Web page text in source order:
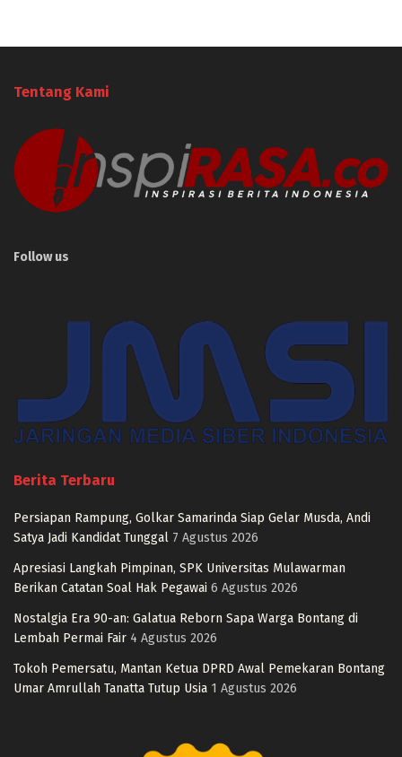
Tentang Kami
Follow us
Berita Terbaru
Persiapan Rampung, Golkar Samarinda Siap Gelar Musda, Andi
Satya Jadi Kandidat Tunggal 7 Agustus 2026
Apresiasi Langkah Pimpinan, SPK Universitas Mulawarman
Berikan Catatan Soal Hak Pegawai 6 Agustus 2026
Nostalgia Era 90-an: Galatua Reborn Sapa Warga Bontang di
Lembah Permai Fair 4 Agustus 2026
Tokoh Pemersatu, Mantan Ketua DPRD Awal Pemekaran Bontang
Umar Amrullah Tanatta Tutup Usia 1 Agustus 2026